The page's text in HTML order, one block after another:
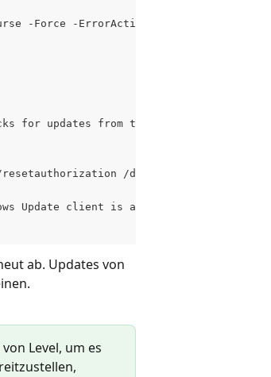
-Force -ErrorAction SilentlyContinue
for updates from the correct source
/detectnow" -NoNewWindow
Update client is available."
ab. Updates von
Level, um es